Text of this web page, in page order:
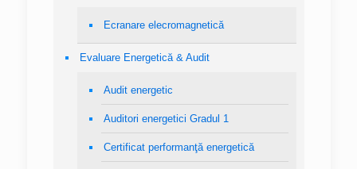
Ecranare elecromagnetică
Evaluare Energetică & Audit
Audit energetic
Auditori energetici Gradul 1
Certificat performanţă energetică